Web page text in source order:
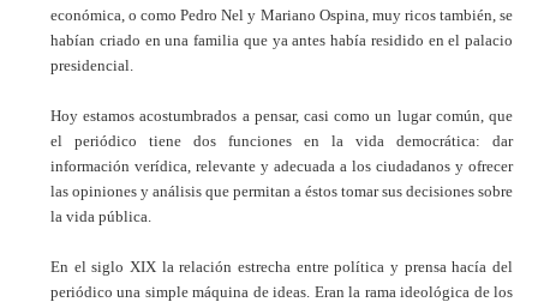
económica, o como Pedro Nel y Mariano Ospina, muy ricos también, se
habían criado en una familia que ya antes había residido en el palacio
presidencial.
Hoy estamos acostumbrados a pensar, casi como un lugar común, que
el periódico tiene dos funciones en la vida democrática: dar
información verídica, relevante y adecuada a los ciudadanos y ofrecer
las opiniones y análisis que permitan a éstos tomar sus decisiones sobre
la vida pública.
En el siglo XIX la relación estrecha entre política y prensa hacía del
periódico una simple máquina de ideas. Eran la rama ideológica de los